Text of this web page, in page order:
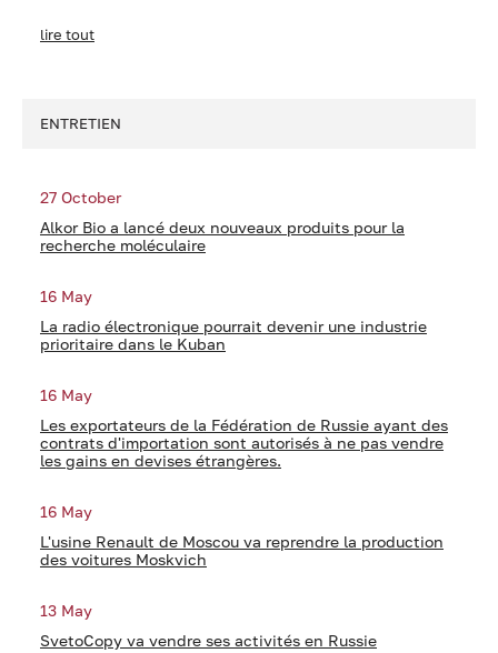
lire tout
ENTRETIEN
27 October
Alkor Bio a lancé deux nouveaux produits pour la
recherche moléculaire
16 May
La radio électronique pourrait devenir une industrie
prioritaire dans le Kuban
16 May
Les exportateurs de la Fédération de Russie ayant des
contrats d'importation sont autorisés à ne pas vendre
les gains en devises étrangères.
16 May
L'usine Renault de Moscou va reprendre la production
des voitures Moskvich
13 May
SvetoCopy va vendre ses activités en Russie